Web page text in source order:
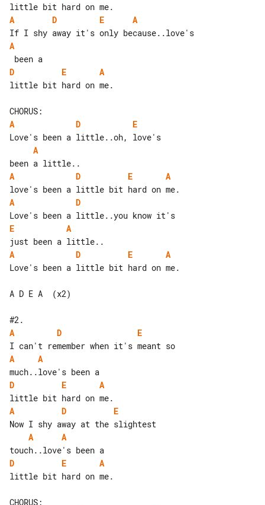
A
D E
A
A
D
E
A
little bit hard on me.
A
D
E
A
A
D E
A
A
D
E
A
A
D E
A
Love's been a little bit hard on me.
A D E A  (x2)
A
D
E
A
A
D
E
A
A
D
E
A
A
D
E
A
little bit hard on me.